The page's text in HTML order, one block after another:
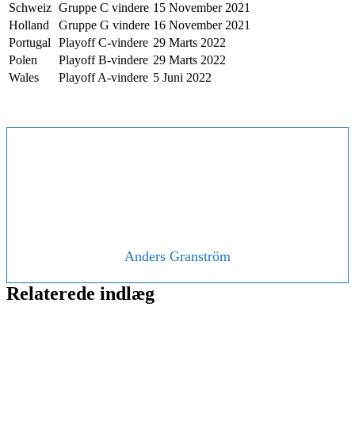
Schweiz Gruppe C vindere 15 November 2021
Holland
Gruppe G vindere 16 November 2021
Portugal
Playoff C-vindere 29 Marts 2022
Polen
Playoff B-vindere 29 Marts 2022
Wales
Playoff A-vindere 5 Juni 2022
Anders Granström
Relaterede indlæg